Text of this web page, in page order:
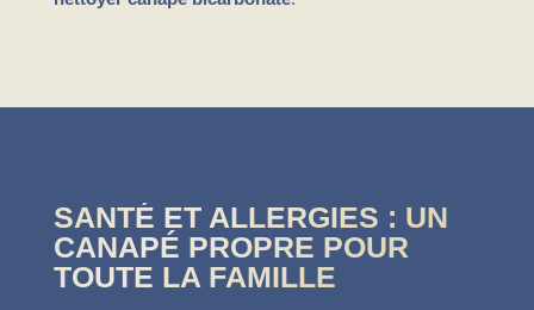
SANTÉ ET ALLERGIES : UN
CANAPÉ PROPRE POUR
TOUTE LA FAMILLE